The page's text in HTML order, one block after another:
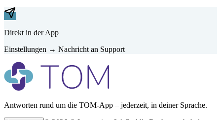
Direkt in der App
Einstellungen → Nachricht an Support
Antworten rund um die TOM-App – jederzeit, in deiner Sprache.